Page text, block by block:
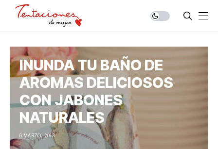
INUNDA TU BAÑO DE
AROMAS DELICIOSOS
CON JABONES
NATURALES
6 MARZO, 2013